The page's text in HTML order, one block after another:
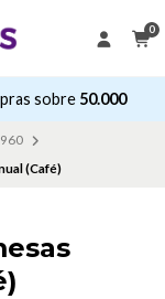
0
50.000
(Café)